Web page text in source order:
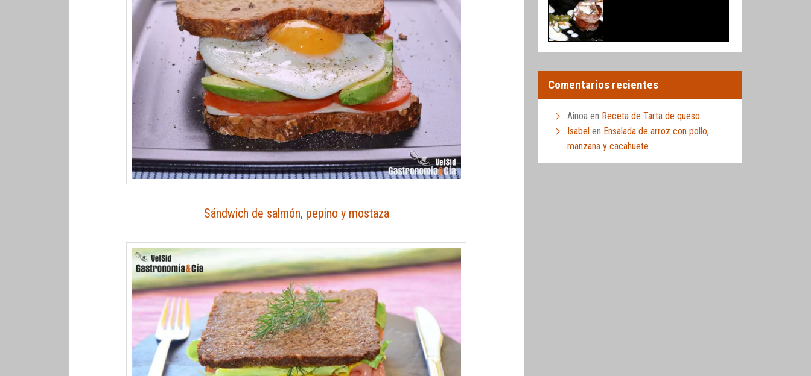
Sándwich de salmón, pepino y mostaza
Comentarios recientes
Ainoa en Receta de Tarta de queso
Isabel en Ensalada de arroz con pollo,
manzana y cacahuete